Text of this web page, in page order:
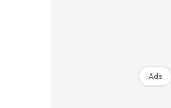
Ads